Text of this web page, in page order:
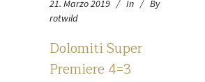
21. Marzo 2019 In
By
rotwild
Dolomiti Super
Premiere 4=3